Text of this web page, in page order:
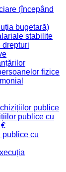
(începând
bugetară)
stabilite
drepturi
fizice
publice
publice cu
publice cu